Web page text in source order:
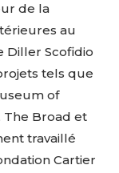
de la
au
Diller Scofidio
tels que
of
The Broad et
travaillé
Cartier